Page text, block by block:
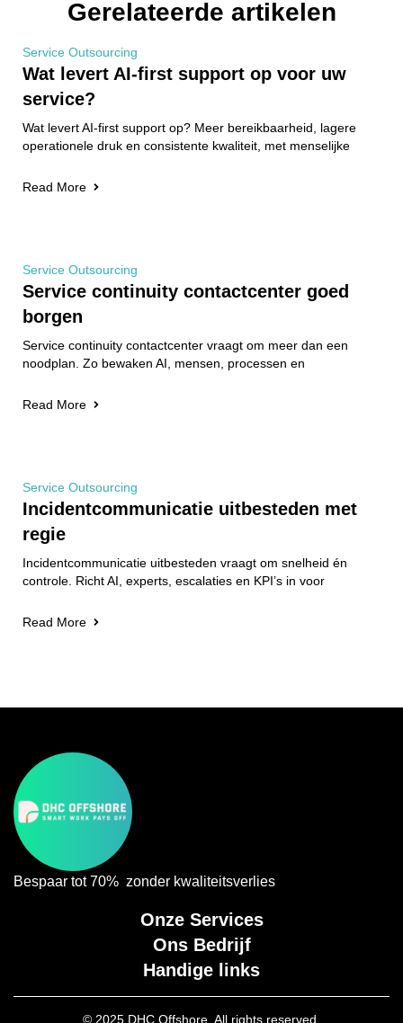
Gerelateerde artikelen
Service Outsourcing
Wat levert AI-first support op voor uw
service?
Wat levert AI-first support op? Meer bereikbaarheid, lagere
operationele druk en consistente kwaliteit, met menselijke
Read More
Service Outsourcing
Service continuity contactcenter goed
borgen
Service continuity contactcenter vraagt om meer dan een
noodplan. Zo bewaken AI, mensen, processen en
Read More
Service Outsourcing
Incidentcommunicatie uitbesteden met
regie
Incidentcommunicatie uitbesteden vraagt om snelheid én
controle. Richt AI, experts, escalaties en KPI’s in voor
Read More
Bespaar tot 70% zonder kwaliteitsverlies
Onze Services
Ons Bedrijf
Handige links
© 2025 DHC Offshore. All rights reserved.